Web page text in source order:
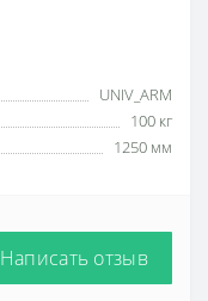
UNIV_ARM
100 кг
1250 мм
Написать отзыв